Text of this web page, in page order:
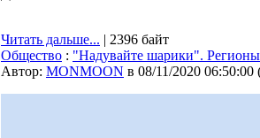
Читать дальше... | 2396 байт
Общество : "Надувайте шарики". Регионы
Автор: MONMOON в 08/11/2020 06:50:00